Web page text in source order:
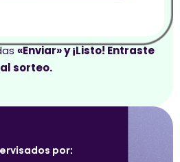
«Enviar» y ¡Listo! Entraste
al sorteo.
por: